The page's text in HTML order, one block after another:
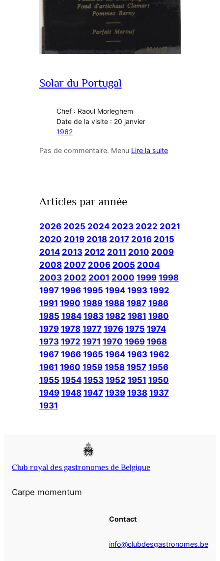
Solar du Portugal
Chef : Raoul Morleghem
Date de la visite : 20 janvier
1962
Pas de commentaire. Menu Lire la suite
Articles par année
2026 2025 2024 2023 2022 2021
2020 2019 2018 2017 2016 2015
2014 2013 2012 2011 2010 2009
2008 2007 2006 2005 2004
2003 2002 2001 2000 1999 1998
1997 1996 1995 1994 1993 1992
1991 1990 1989 1988 1987 1986
1985 1984 1983 1982 1981 1980
1979 1978 1977 1976 1975 1974
1973 1972 1971 1970 1969 1968
1967 1966 1965 1964 1963 1962
1961 1960 1959 1958 1957 1956
1955 1954 1953 1952 1951 1950
1949 1948 1947 1939 1938 1937
1931
Club royal des gastronomes de Belgique
Carpe momentum
Contact
info@clubdesgastronomes.be